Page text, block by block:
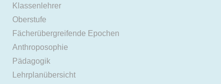
Klassenlehrer
Oberstufe
Fächerübergreifende Epochen
Anthroposophie
Pädagogik
Lehrplanübersicht